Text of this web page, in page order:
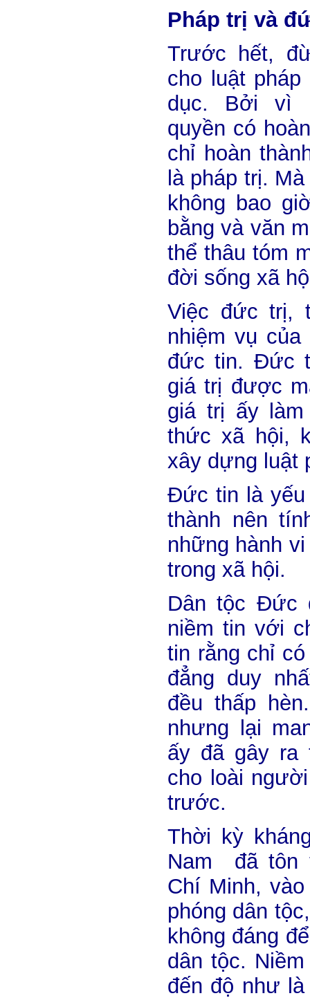
Pháp trị và
Trước hết,
cho luật
dục. Bởi vì
quyền có
chỉ hoàn
là pháp trị.
không bao
bằng và văn
thể thâu tóm
đời sống xã
Việc đức trị,
nhiệm vụ
đức tin. Đức
giá trị được
giá trị ấy
thức xã hội,
xây dựng luật
Đức tin là yếu
thành nên
những hành
trong xã hội.
Dân tộc Đức
niềm tin với
tin rằng chỉ
đẳng duy
đều thấp
nhưng lại
ấy đã gây ra
cho loài
trước.
Thời kỳ
Nam đã tôn
Chí Minh,
phóng dân
không đáng
dân tộc.
đến độ như